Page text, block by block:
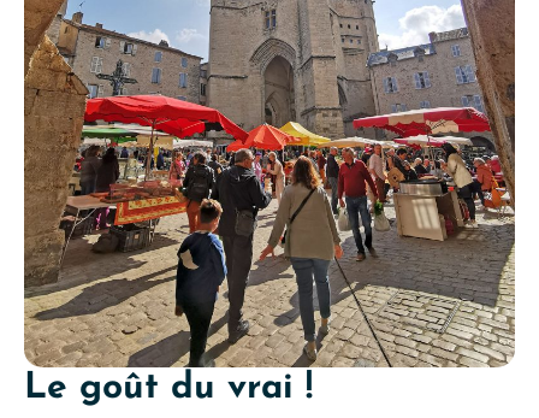
Le goût du vrai !